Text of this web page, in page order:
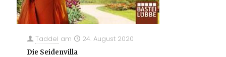
Taddel am 24. August 2020
Die Seidenvilla